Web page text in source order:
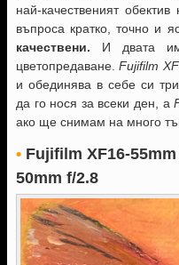
най-качественият обектив
въпроса кратко, точно и
качествени. И двата
цветопредаване.Fujifilm
и обединява в себе си
да го нося за всеки ден, а
ако ще снимам на много
• Fujifilm XF16-55mm
50mm f/2.8